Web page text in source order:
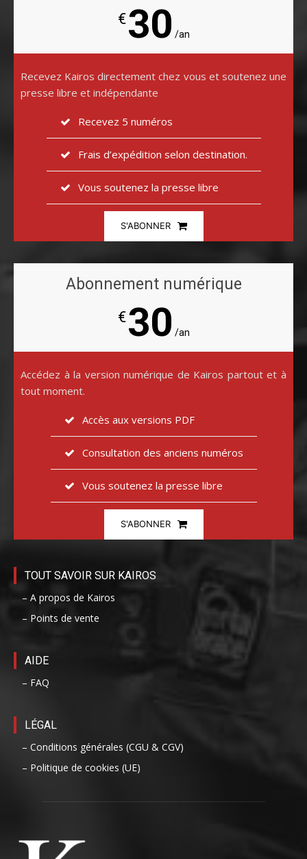
€30 /an
Recevez Kairos directement chez vous et soutenez une
presse libre et indépendante
Recevez 5 numéros
Frais d’expédition selon destination.
Vous soutenez la presse libre
S'ABONNER
Abonnement numérique
€30 /an
Accédez à la version numérique de Kairos partout et à
tout moment.
Accès aux versions PDF
Consultation des anciens numéros
Vous soutenez la presse libre
S'ABONNER
TOUT SAVOIR SUR KAIROS
– A propos de Kairos
– Points de vente
AIDE
– FAQ
LÉGAL
– Conditions générales (CGU & CGV)
– Politique de cookies (UE)